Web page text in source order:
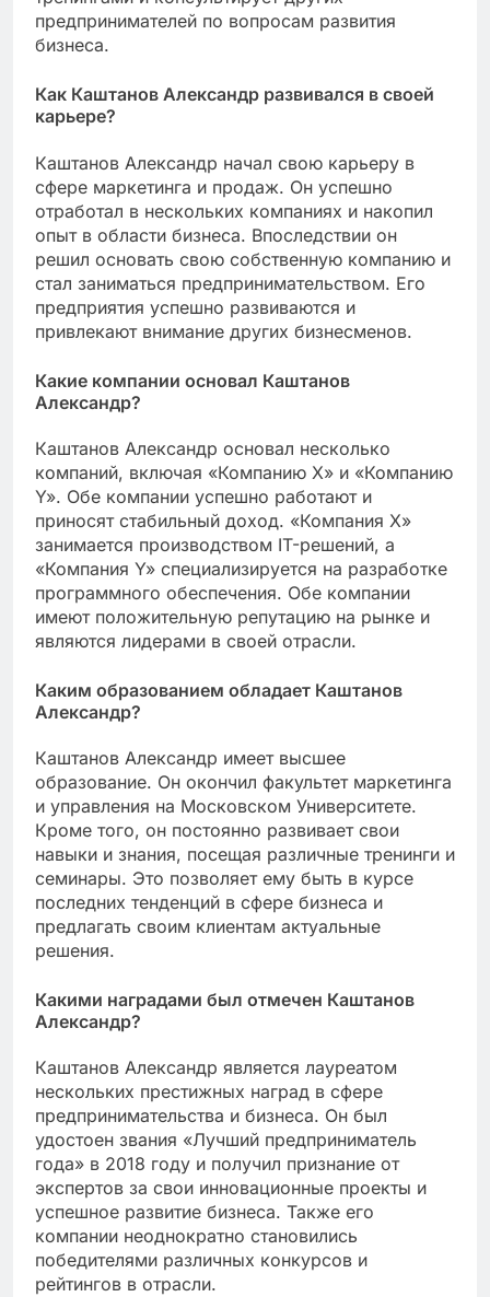
предпринимателей по вопросам развития
бизнеса.
Как Каштанов Александр развивался в своей
карьере?
Каштанов Александр начал свою карьеру в
сфере маркетинга и продаж. Он успешно
отработал в нескольких компаниях и накопил
опыт в области бизнеса. Впоследствии он
решил основать свою собственную компанию и
стал заниматься предпринимательством. Его
предприятия успешно развиваются и
привлекают внимание других бизнесменов.
Какие компании основал Каштанов
Александр?
Каштанов Александр основал несколько
компаний, включая «Компанию Х» и «Компанию
Y». Обе компании успешно работают и
приносят стабильный доход. «Компания Х»
занимается производством IT-решений, а
«Компания Y» специализируется на разработке
программного обеспечения. Обе компании
имеют положительную репутацию на рынке и
являются лидерами в своей отрасли.
Каким образованием обладает Каштанов
Александр?
Каштанов Александр имеет высшее
образование. Он окончил факультет маркетинга
и управления на Московском Университете.
Кроме того, он постоянно развивает свои
навыки и знания, посещая различные тренинги и
семинары. Это позволяет ему быть в курсе
последних тенденций в сфере бизнеса и
предлагать своим клиентам актуальные
решения.
Какими наградами был отмечен Каштанов
Александр?
Каштанов Александр является лауреатом
нескольких престижных наград в сфере
предпринимательства и бизнеса. Он был
удостоен звания «Лучший предприниматель
года» в 2018 году и получил признание от
экспертов за свои инновационные проекты и
успешное развитие бизнеса. Также его
компании неоднократно становились
победителями различных конкурсов и
рейтингов в отрасли.